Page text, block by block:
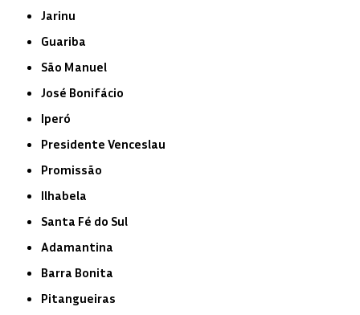
Jarinu
Guariba
São Manuel
José Bonifácio
Iperó
Presidente Venceslau
Promissão
Ilhabela
Santa Fé do Sul
Adamantina
Barra Bonita
Pitangueiras